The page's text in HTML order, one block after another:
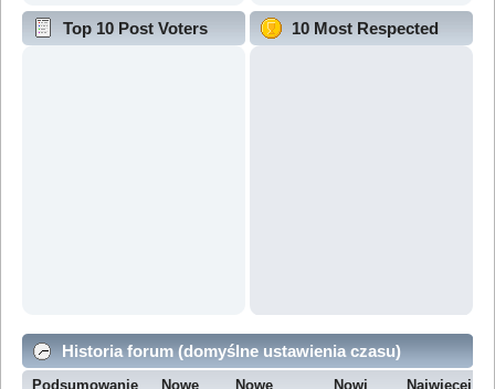
Top 10 Post Voters 10 Most Respected
Historia forum (domyślne ustawienia czasu)
Podsumowanie Nowe Nowe Nowi Najwięcej